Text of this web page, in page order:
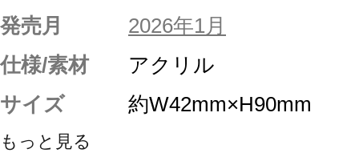
発売月
2026年1月
仕様/素材
アクリル
サイズ
約W42mm×H90mm
もっと見る